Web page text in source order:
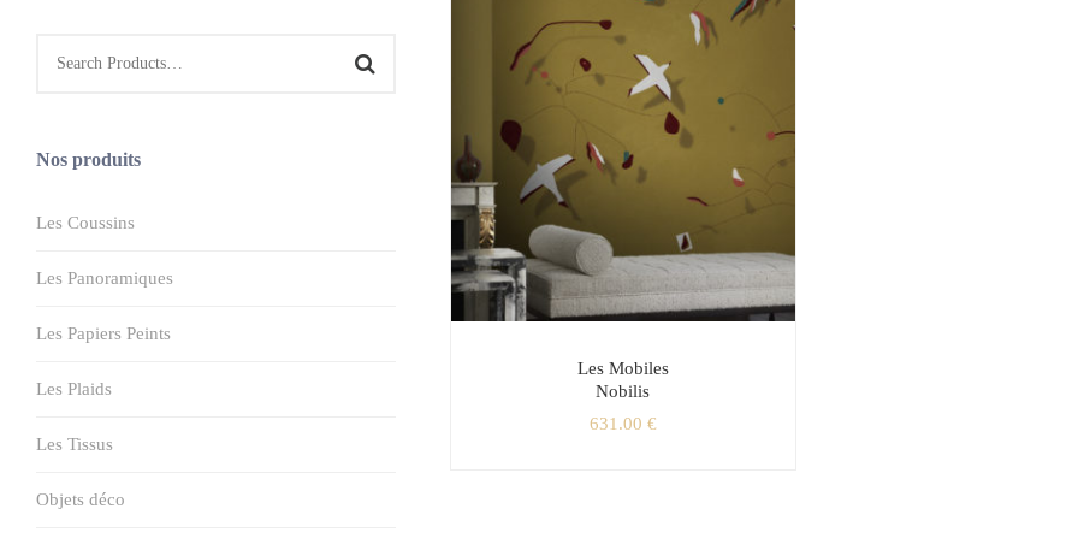
Nos produits
Les Coussins
Les Panoramiques
Les Papiers Peints
Les Plaids
Les Tissus
Objets déco
Les Mobiles
Nobilis
631.00 €